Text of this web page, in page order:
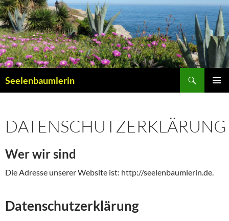
Zum
Inhalt
springen
Seelenbaumlerin
DATENSCHUTZERKLÄRUNG
Wer wir sind
Die Adresse unserer Website ist: http://seelenbaumlerin.de.
Datenschutzerklärung